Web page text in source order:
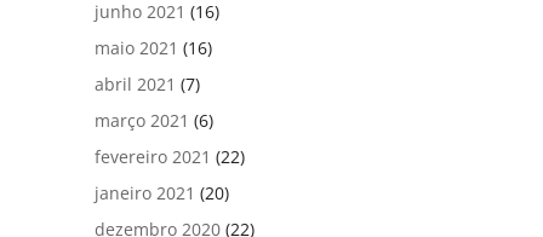
junho 2021 (16)
maio 2021 (16)
abril 2021 (7)
março 2021 (6)
fevereiro 2021 (22)
janeiro 2021 (20)
dezembro 2020 (22)